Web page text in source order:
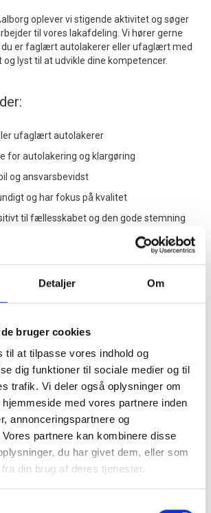
Detaljer Om
bruger cookies
til at tilpasse vores indhold og
dig funktioner til sociale medier og til
trafik. Vi deler også oplysninger om
med vores partnere inden
annonceringspartnere og
partnere kan kombinere disse
du har givet dem, eller som
din brug af deres tjenester.
oplever vi stigende aktivitet og søger
til vores lakafdeling. Vi hører gerne
du er faglært autolakerer eller ufaglært med
lyst til at udvikle dine kompetencer.
ufaglært autolakerer
for autolakering og klargøring
og ansvarsbevidst
og har fokus på kvalitet
til fællesskabet og den gode stemning
og mulighed for faglig udvikling
med en uformel og respektfuld
på 2-3 medarbejdere, hvor samarbejde
er en naturlig del af hverdagen
har vi travlt – på den gode måde. Vi
ansvar for kvaliteten og værdsætter et